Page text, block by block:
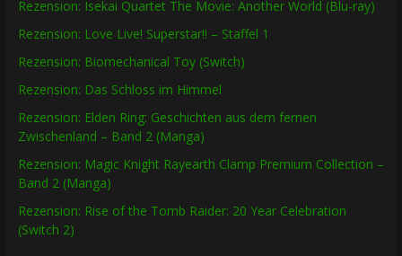
Rezension: Isekai Quartet The Movie: Another World (Blu-ray)
Rezension: Love Live! Superstar!! – Staffel 1
Rezension: Biomechanical Toy (Switch)
Rezension: Das Schloss im Himmel
Rezension: Elden Ring: Geschichten aus dem fernen
Zwischenland – Band 2 (Manga)
Rezension: Magic Knight Rayearth Clamp Premium Collection –
Band 2 (Manga)
Rezension: Rise of the Tomb Raider: 20 Year Celebration
(Switch 2)